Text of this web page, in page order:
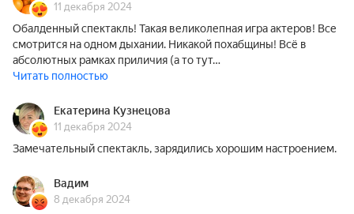
11 декабря 2024
Обалденный спектакль! Такая великолепная игра актеров! Все
смотрится на одном дыхании. Никакой похабщины! Всё в
абсолютных рамках приличия (а то тут…
Читать полностью
Екатерина Кузнецова
11 декабря 2024
Замечательный спектакль, зарядились хорошим настроением.
Вадим
8 декабря 2024